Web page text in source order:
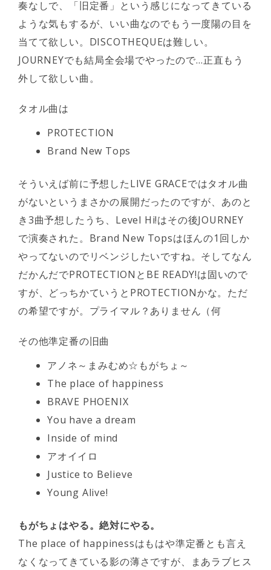
奏なしで、「旧定番」という感じになってきている
ような気もするが、いい曲なのでもう一度陽の目を
当てて欲しい。DISCOTHEQUEは難しい。
JOURNEYでも結局全会場でやったので…正直もう
外して欲しい曲。
タオル曲は
PROTECTION
Brand New Tops
そういえば前に予想したLIVE GRACEではタオル曲
がないというまさかの展開だったのですが、あのと
き3曲予想したうち、Level Hi!はその後JOURNEY
で演奏された。Brand New Topsはほんの1回しか
やってないのでリベンジしたいですね。そしてなん
だかんだでPROTECTIONとBE READY!は固いので
すが、どっちかていうとPROTECTIONかな。ただ
の希望ですが。プライマル？ありません（何
その他準定番の旧曲
アノネ～まみむめ☆もがちょ～
The place of happiness
BRAVE PHOENIX
You have a dream
Inside of mind
アオイイロ
Justice to Believe
Young Alive!
もがちょはやる。絶対にやる。
The place of happinessはもはや準定番とも言え
なくなってきている影の薄さですが、まあラブヒス